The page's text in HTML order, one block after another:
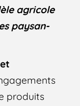
agricole
paysan-
produits